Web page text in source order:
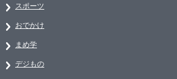
スポーツ
おでかけ
まめ学
デジもの